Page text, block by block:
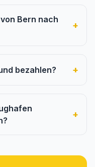
Bern nach
+
bezahlen? +
+